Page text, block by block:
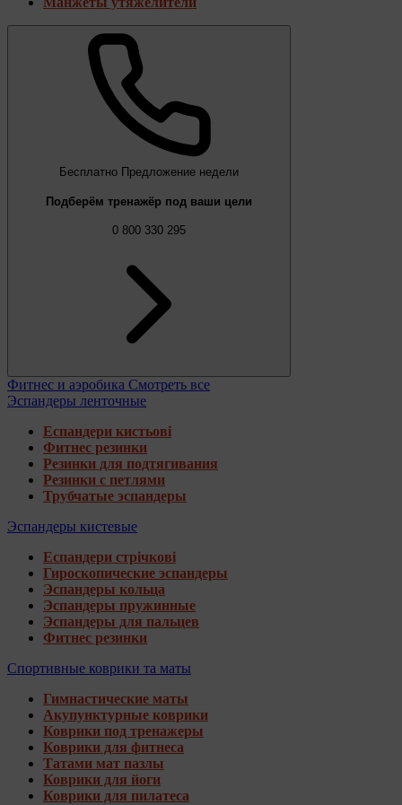
Бесплатно Предложение недели
Подберём тренажёр под ваши цели
0 800 330 295
Фитнес и аэробика Смотреть все
Эспандеры ленточные
Еспандери кистьові
Фитнес резинки
Резинки для подтягивания
Резинки с петлями
Трубчатые эспандеры
Эспандеры кистевые
Еспандери стрічкові
Гироскопические эспандеры
Эспандеры кольца
Эспандеры пружинные
Эспандеры для пальцев
Фитнес резинки
Спортивные коврики та маты
Гимнастические маты
Акупунктурные коврики
Коврики под тренажеры
Коврики для фитнеса
Татами мат пазлы
Коврики для йоги
Коврики для пилатеса